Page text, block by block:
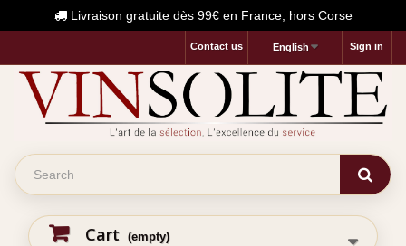
Livraison gratuite dès 99€ en France, hors Corse
Sign in
English
Contact us
Cart (empty)